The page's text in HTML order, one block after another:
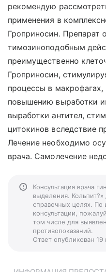
рекомендую
применения в
Гроприносин. Препарат
тимозиноподобным
преимущественно
Гроприносин,
процессы в макрофагах,
повышению выработки
выработки антител,
цитокинов вследствие
Лечение необходимо
врача. Самолечение
Консультация врача
выделения.
справочных целях. По
консультации,
том числе для
противопоказаний.
Ответ опубликован 19